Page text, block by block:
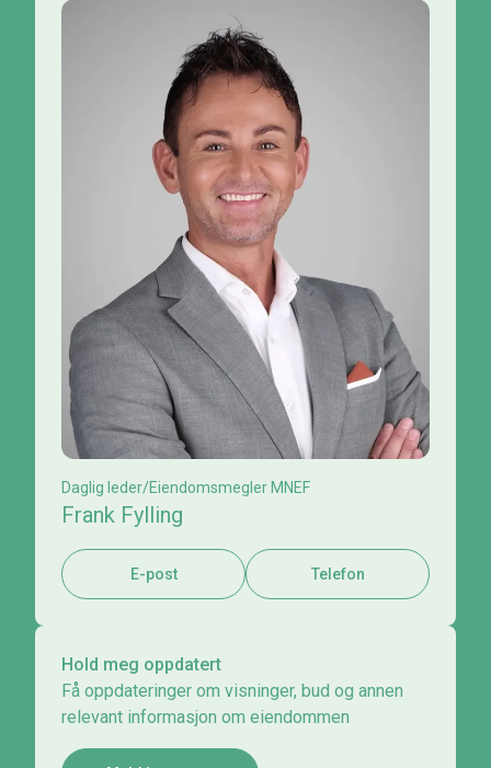
Daglig leder/Eiendomsmegler MNEF
Frank Fylling
E-post Telefon
Hold meg oppdatert
Få oppdateringer om visninger, bud og annen
relevant informasjon om eiendommen